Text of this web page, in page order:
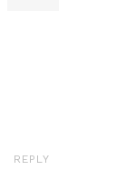
REPLY